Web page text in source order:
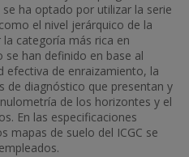
ha optado por utilizar la serie
el nivel jerárquico de la
categoría más rica en
han definido en base al
efectiva de enraizamiento, la
de diagnóstico que presentan y
de los horizontes y el
En las especificaciones
mapas de suelo del ICGC se